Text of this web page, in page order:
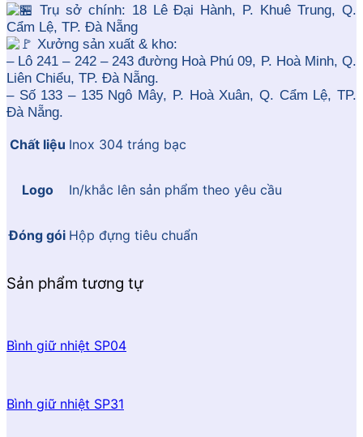
Trụ sở chính: 18 Lê Đại Hành, P. Khuê Trung, Q.
Cẩm Lệ, TP. Đà Nẵng
Xưởng sản xuất & kho:
– Lô 241 – 242 – 243 đường Hoà Phú 09, P. Hoà Minh, Q.
Liên Chiểu, TP. Đà Nẵng.
– Số 133 – 135 Ngô Mây, P. Hoà Xuân, Q. Cẩm Lệ, TP.
Đà Nẵng.
Chất liệu Inox 304 tráng bạc
Logo In/khắc lên sản phẩm theo yêu cầu
Đóng gói Hộp đựng tiêu chuẩn
Sản phẩm tương tự
Bình giữ nhiệt SP04
Bình giữ nhiệt SP31